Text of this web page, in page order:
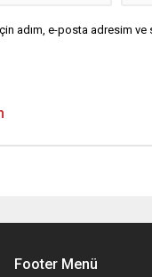
adım, e-posta adresim ve
Footer Menü